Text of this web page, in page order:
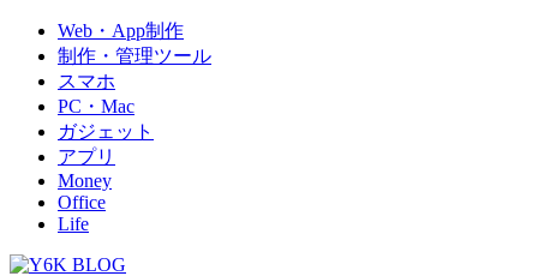
Web・App制作
制作・管理ツール
スマホ
PC・Mac
ガジェット
アプリ
Money
Office
Life